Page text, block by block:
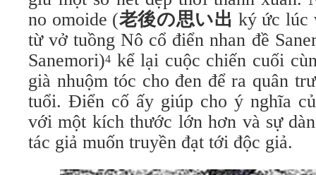
no omoide (老後の思い出 ký ức lúc
từ vở tuồng Nô cổ điển nhan đề
Sanemori)4 kể lại cuộc chiến cuối
già nhuộm tóc cho đen để ra quân
tuổi. Điển cố ấy giúp cho ý nghĩa
với một kích thước lớn hơn và sự
tác giả muốn truyền đạt tới độc giả.